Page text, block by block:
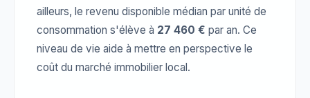
ailleurs, le revenu disponible médian par unité de
consommation s'élève à 27 460 € par an. Ce
niveau de vie aide à mettre en perspective le
coût du marché immobilier local.